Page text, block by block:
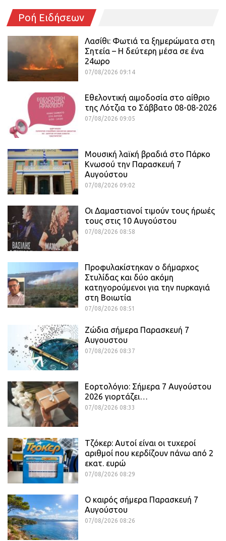
Ροή Ειδήσεων
Λασίθι: Φωτιά τα ξημερώματα στη
Σητεία – Η δεύτερη μέσα σε ένα
24ωρο
07/08/2026 09:14
Εθελοντική αιμοδοσία στο αίθριο
της Λότζια το Σάββατο 08-08-2026
07/08/2026 09:05
Μουσική λαϊκή βραδιά στο Πάρκο
Κνωσού την Παρασκευή 7
Αυγούστου
07/08/2026 09:02
Οι Δαμαστιανοί τιμούν τους ήρωές
τους στις 10 Αυγούστου
07/08/2026 08:58
Προφυλακίστηκαν ο δήμαρχος
Στυλίδας και δύο ακόμη
κατηγορούμενοι για την πυρκαγιά
στη Βοιωτία
07/08/2026 08:51
Ζώδια σήμερα Παρασκευή 7
Αυγουστου
07/08/2026 08:37
Εορτολόγιο: Σήμερα 7 Αυγούστου
2026 γιορτάζει…
07/08/2026 08:33
Τζόκερ: Αυτοί είναι οι τυχεροί
αριθμοί που κερδίζουν πάνω από 2
εκατ. ευρώ
07/08/2026 08:29
Ο καιρός σήμερα Παρασκευή 7
Αυγούστου
07/08/2026 08:26